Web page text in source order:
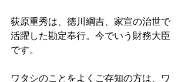
荻原重秀は、徳川綱吉、家宣の治世で
活躍した勘定奉行。今でいう財務大臣
です。
ワタシのことをよくご存知の方は、ワ